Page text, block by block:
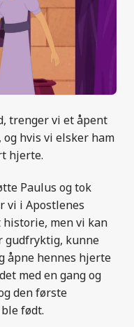
trenger vi et åpent
hvis vi elsker ham
hjerte.
Paulus og tok
vi i Apostlenes
men vi kan
gudfryktig, kunne
åpne hennes hjerte
med en gang og
den første
født.